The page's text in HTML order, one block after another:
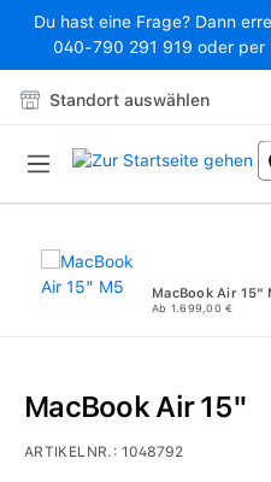
Zum Hauptinhalt springen
Du hast eine Frage? Dann
040-790 291 919 oder per
Standort auswählen
MacBook Air 15"
Ab 1.699,00 €
MacBook Air 15"
ARTIKELNR.:1048792